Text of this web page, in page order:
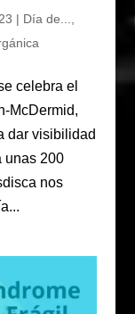
| Día de...
celebra el
McDermid,
dar visibilidad
unas 200
nos